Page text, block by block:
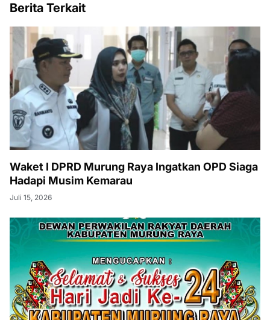
Berita Terkait
Waket I DPRD Murung Raya Ingatkan OPD Siaga
Hadapi Musim Kemarau
Juli 15, 2026